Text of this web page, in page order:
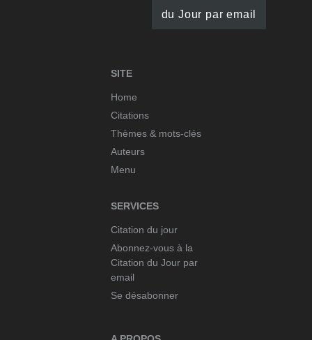
du Jour par email
SITE
Home
Citations
Thèmes & mots-clés
Auteurs
Menu
SERVICES
Citation du jour
Abonnez-vous à la
Citation du Jour par
email
Se désabonner